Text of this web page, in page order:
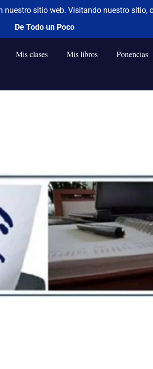
Mis clases Mis libros Ponencias